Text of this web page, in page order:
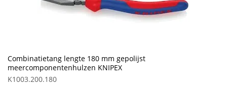
Combinatietang lengte 180 mm gepolijst
meercomponentenhulzen KNIPEX
K1003.200.180